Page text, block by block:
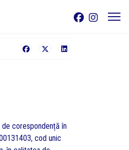
corespondență în
cod unic